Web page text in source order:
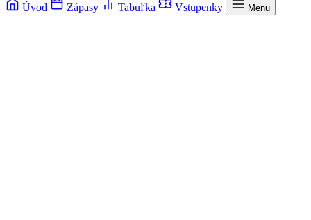
Úvod
Zápasy Tabuľka Vstupenky Menu